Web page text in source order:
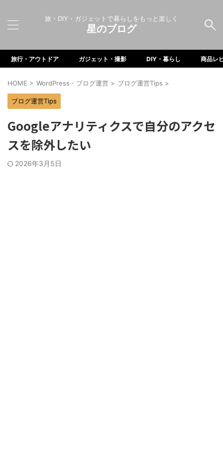
旅・DIY・ガジェットで暮らしをもっと楽しく
星のブログ
旅行・アウトドア ガジェット・撮影 DIY・暮らし 商品レ
HOME > WordPress・ブログ運営 > ブログ運営Tips >
ブログ運営Tips
Googleアナリティクスで自分のアクセ
スを除外したい
2026年3月5日